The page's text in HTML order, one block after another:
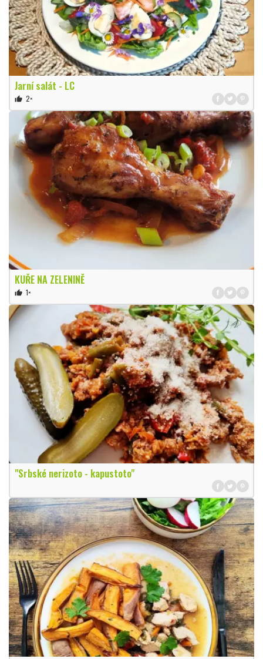
Jarní salát - LC
thumb_up 2×
KUŘE NA ZELENINĚ
thumb_up 1×
"Srbské nerizoto - kapustoto"